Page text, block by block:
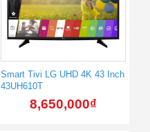
Smart Tivi LG UHD 4K 43 Inch
43UH610T
8,650,000₫